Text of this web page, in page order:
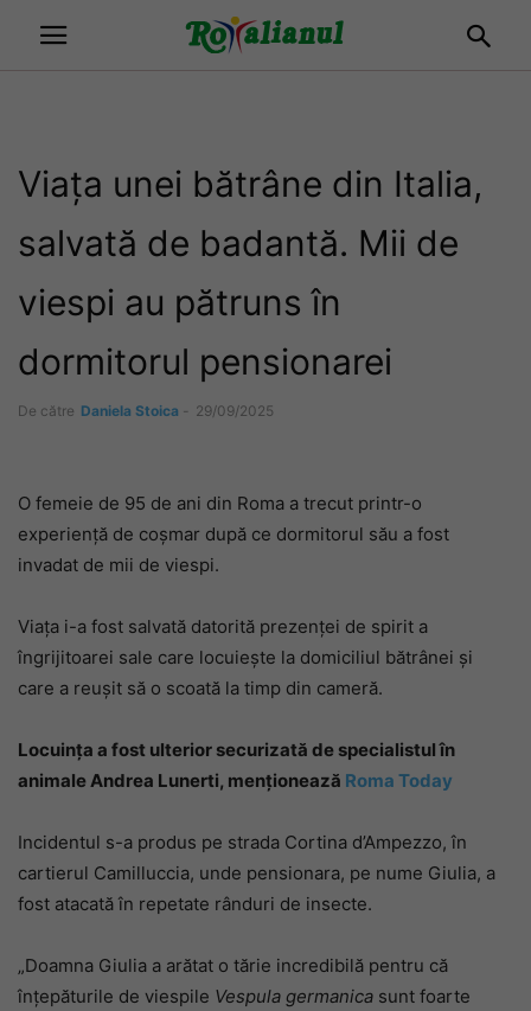
Viața unei bătrâne din Italia,
salvată de badantă. Mii de
viespi au pătruns în
dormitorul pensionarei
De către Daniela Stoica - 29/09/2025
O femeie de 95 de ani din Roma a trecut printr-o
experiență de coșmar după ce dormitorul său a fost
invadat de mii de viespi.
Viața i-a fost salvată datorită prezenței de spirit a
îngrijitoarei sale care locuiește la domiciliul bătrânei și
care a reușit să o scoată la timp din cameră.
Locuința a fost ulterior securizată de specialistul în
animale Andrea Lunerti, menționează Roma Today
Incidentul s-a produs pe strada Cortina d’Ampezzo, în
cartierul Camilluccia, unde pensionara, pe nume Giulia, a
fost atacată în repetate rânduri de insecte.
„Doamna Giulia a arătat o tărie incredibilă pentru că
înțepăturile de viespile Vespula germanica sunt foarte